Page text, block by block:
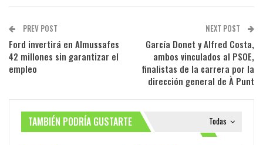
PREV POST
Ford invertirá en Almussafes
42 millones sin garantizar el
empleo
NEXT POST
García Donet y Alfred Costa,
ambos vinculados al PSOE,
finalistas de la carrera por la
dirección general de À Punt
Todas
TAMBIÉN PODRÍA GUSTARTE